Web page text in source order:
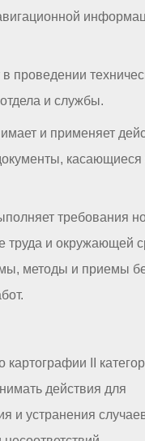
в проведении
и службы.
и применяет
касающиеся
требования
труда и окружающей
методы и приемы
II
действия для
и устранения